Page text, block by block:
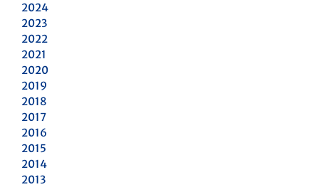
2024
2023
2022
2021
2020
2019
2018
2017
2016
2015
2014
2013